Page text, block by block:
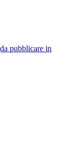
pubblicare in